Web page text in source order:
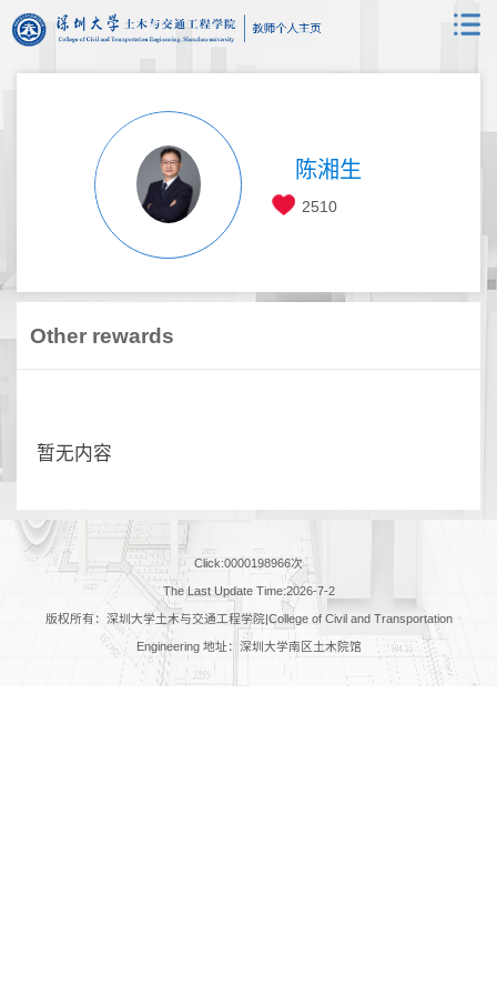
陈湘生
2510
Other rewards
暂无内容
Click:0000198966次
The Last Update Time:2026-7-2
版权所有：深圳大学土木与交通工程学院|College of Civil and Transportation
Engineering 地址：深圳大学南区土木院馆